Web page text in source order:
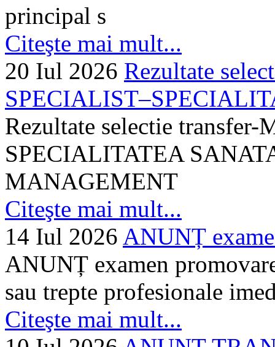
principal s
Citeşte mai mult...
20 Iul 2026 Rezultate
Rezultate selectie
SPECIALITATEA
MANAGEMENT
Citeşte mai mult...
14 Iul 2026 ANUNȚ
ANUNȚ examen
sau trepte profesionale
Citeşte mai mult...